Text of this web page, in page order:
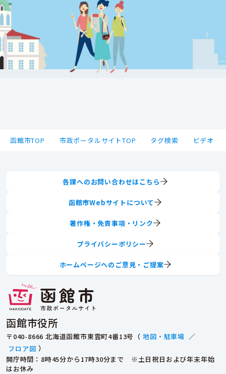
函館市TOP 市政ポータルサイトTOP タグ検索 ビデオ
函館市役所
〒040-8666 北海道函館市東雲町4番13号（ 地図・駐車場 ／
フロア図 ）
開庁時間：8時45分から17時30分まで ※土日祝日および年末年始
はお休み
各課へのお問い合わせはこちら
函館市Webサイトについて
著作権・免責事項・リンク
プライバシーポリシー
ホームページへのご意見・ご提案